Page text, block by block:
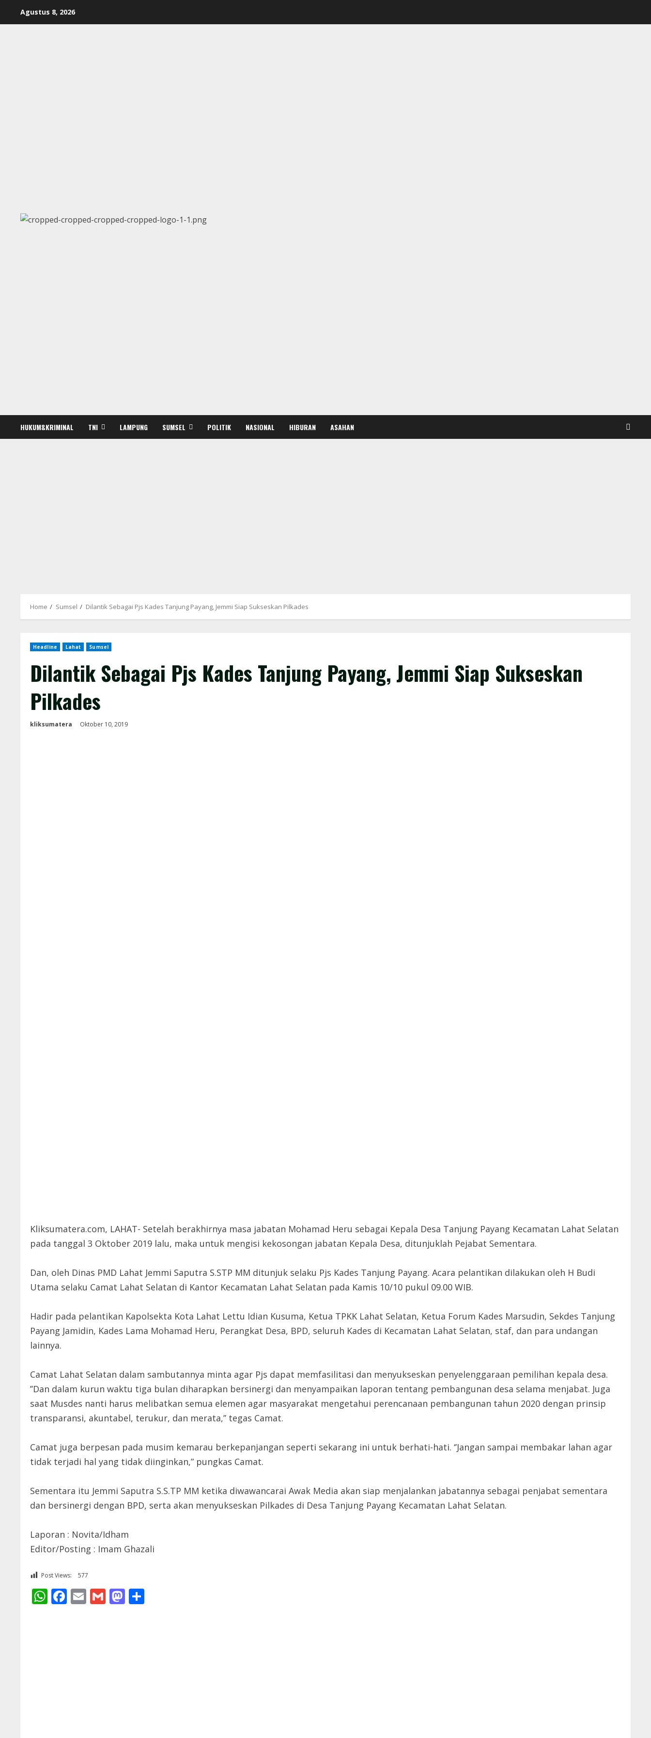
Agustus 8, 2026
HUKUM&KRIMINAL TNI LAMPUNG SUMSEL POLITIK NASIONAL HIBURAN ASAHAN
Home Sumsel Dilantik Sebagai Pjs Kades Tanjung Payang, Jemmi Siap Sukseskan Pilkades
Headline Lahat Sumsel
Dilantik Sebagai Pjs Kades Tanjung Payang, Jemmi Siap Sukseskan
Pilkades
kliksumatera Oktober 10, 2019
Kliksumatera.com, LAHAT- Setelah berakhirnya masa jabatan Mohamad Heru sebagai Kepala Desa Tanjung Payang Kecamatan Lahat Selatan
pada tanggal 3 Oktober 2019 lalu, maka untuk mengisi kekosongan jabatan Kepala Desa, ditunjuklah Pejabat Sementara.
Dan, oleh Dinas PMD Lahat Jemmi Saputra S.STP MM ditunjuk selaku Pjs Kades Tanjung Payang. Acara pelantikan dilakukan oleh H Budi
Utama selaku Camat Lahat Selatan di Kantor Kecamatan Lahat Selatan pada Kamis 10/10 pukul 09.00 WIB.
Hadir pada pelantikan Kapolsekta Kota Lahat Lettu Idian Kusuma, Ketua TPKK Lahat Selatan, Ketua Forum Kades Marsudin, Sekdes Tanjung
Payang Jamidin, Kades Lama Mohamad Heru, Perangkat Desa, BPD, seluruh Kades di Kecamatan Lahat Selatan, staf, dan para undangan
lainnya.
Camat Lahat Selatan dalam sambutannya minta agar Pjs dapat memfasilitasi dan menyukseskan penyelenggaraan pemilihan kepala desa.
’’Dan dalam kurun waktu tiga bulan diharapkan bersinergi dan menyampaikan laporan tentang pembangunan desa selama menjabat. Juga
saat Musdes nanti harus melibatkan semua elemen agar masyarakat mengetahui perencanaan pembangunan tahun 2020 dengan prinsip
transparansi, akuntabel, terukur, dan merata,’’ tegas Camat.
Camat juga berpesan pada musim kemarau berkepanjangan seperti sekarang ini untuk berhati-hati. ‘’Jangan sampai membakar lahan agar
tidak terjadi hal yang tidak diinginkan,” pungkas Camat.
Sementara itu Jemmi Saputra S.S.TP MM ketika diwawancarai Awak Media akan siap menjalankan jabatannya sebagai penjabat sementara
dan bersinergi dengan BPD, serta akan menyukseskan Pilkades di Desa Tanjung Payang Kecamatan Lahat Selatan.
Laporan : Novita/Idham
Editor/Posting : Imam Ghazali
Post Views: 577
WhatsApp
Facebook
EmailGmailMastodon